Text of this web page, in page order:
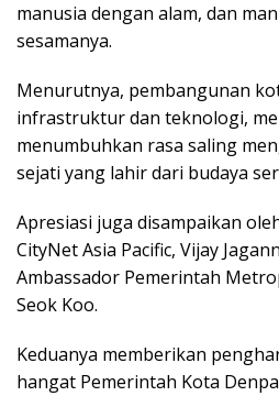
manusia dengan alam, dan
sesamanya.
Menurutnya, pembangunan
infrastruktur dan teknologi,
menumbuhkan rasa saling
sejati yang lahir dari budaya
Apresiasi juga disampaikan
CityNet Asia Pacific, Vijay
Ambassador Pemerintah
Seok Koo.
Keduanya memberikan
hangat Pemerintah Kota